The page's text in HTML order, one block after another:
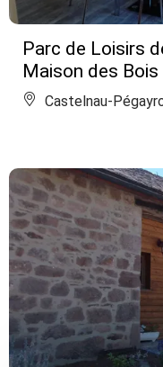
Parc de Loisirs
Maison des Bois
Castelnau-